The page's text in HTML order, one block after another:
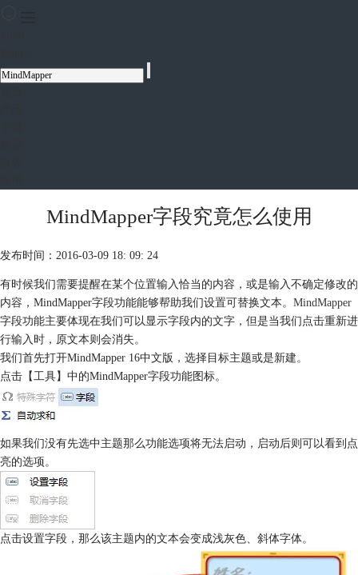
MindMapper字段究竟怎么使用
发布时间：2016-03-09 18: 09: 24
有时候我们需要提醒在某个位置输入恰当的内容，或是输入不确定修改的
内容，MindMapper字段功能能够帮助我们设置可替换文本。 MindMapper
字段功能主要体现在我们可以显示字段内的文字，但是当我们点击重新进
行输入时，原文本则会消失。
我们首先打开MindMapper 16中文版，选择目标主题或是新建。
点击【工具】中的MindMapper字段功能图标。
如果我们没有先选中主题那么功能选项将无法启动，启动后则可以看到点
亮的选项。
点击设置字段，那么该主题内的文本会变成浅灰色、斜体字体。